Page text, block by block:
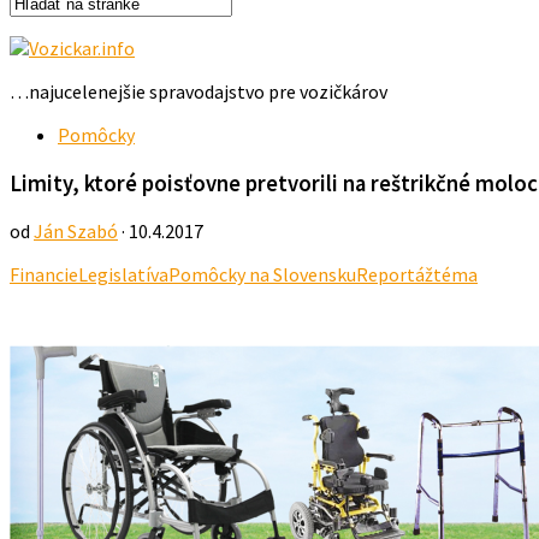
…najucelenejšie spravodajstvo pre vozičkárov
Pomôcky
Limity, ktoré poisťovne pretvorili na reštrikčné
od Ján Szabó · 10.4.2017
FinancieLegislatívaPomôcky na SlovenskuReportážtéma